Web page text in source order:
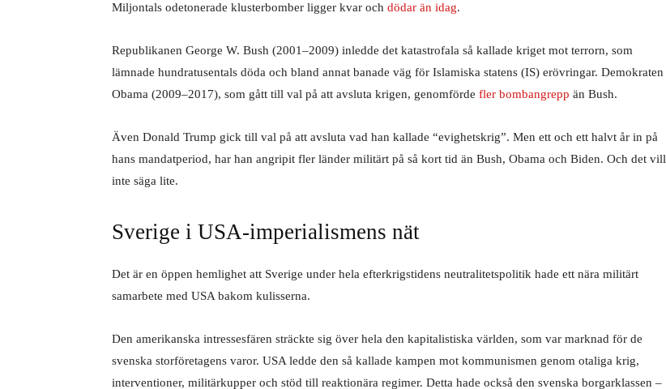
Miljontals odetonerade klusterbomber ligger kvar och dödar än idag.
Republikanen George W. Bush (2001–2009) inledde det katastrofala så kallade kriget mot terrorn, som
lämnade hundratusentals döda och bland annat banade väg för Islamiska statens (IS) erövringar. Demokraten
Obama (2009–2017), som gått till val på att avsluta krigen, genomförde fler bombangrepp än Bush.
Även Donald Trump gick till val på att avsluta vad han kallade “evighetskrig”. Men ett och ett halvt år in på
hans mandatperiod, har han angripit fler länder militärt på så kort tid än Bush, Obama och Biden. Och det vill
inte säga lite.
Sverige i USA-imperialismens nät
Det är en öppen hemlighet att Sverige under hela efterkrigstidens neutralitetspolitik hade ett nära militärt
samarbete med USA bakom kulisserna.
Den amerikanska intressesfären sträckte sig över hela den kapitalistiska världen, som var marknad för de
svenska storföretagens varor. USA ledde den så kallade kampen mot kommunismen genom otaliga krig,
interventioner, militärkupper och stöd till reaktionära regimer. Detta hade också den svenska borgarklassen –